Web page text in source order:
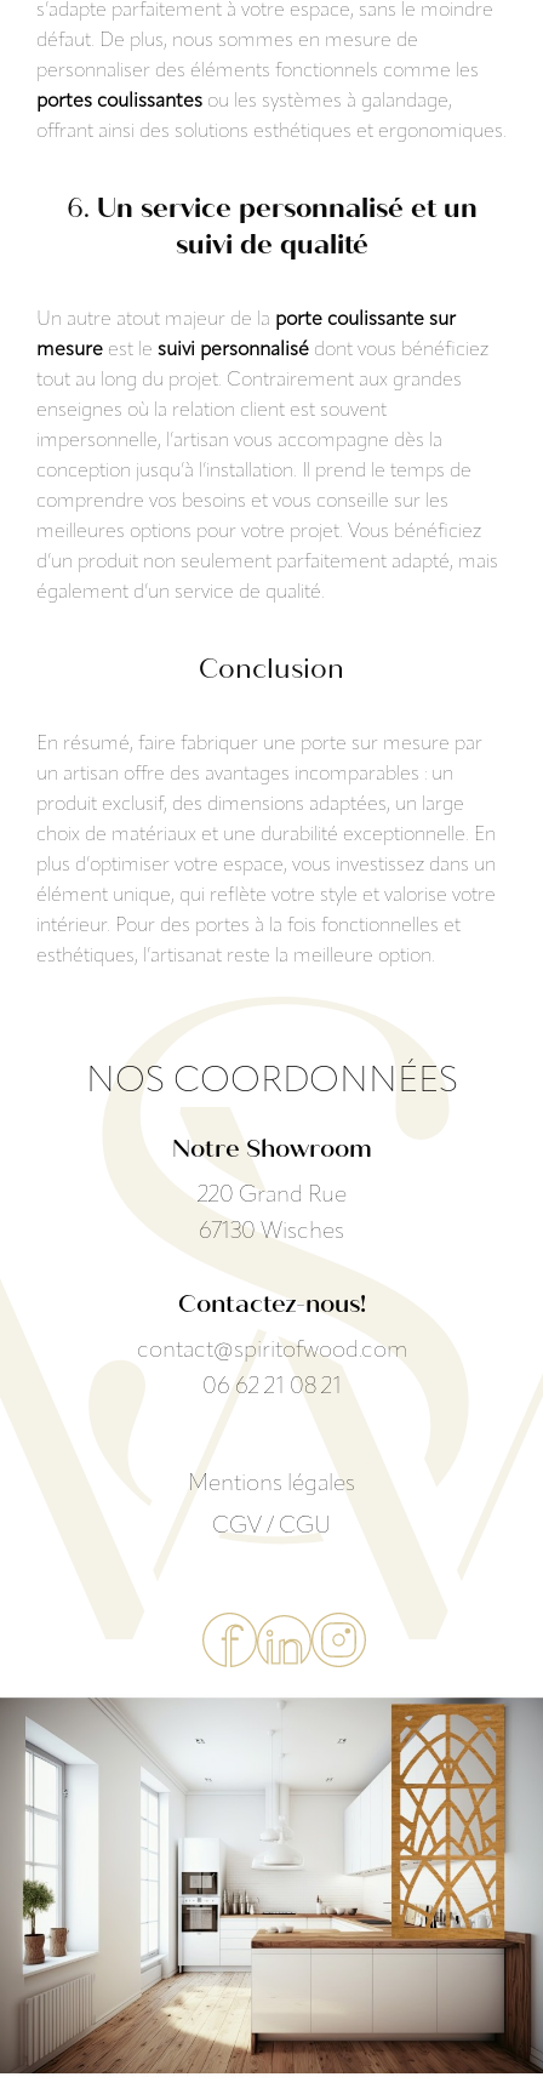
s’adapte parfaitement à votre espace, sans le moindre
défaut. De plus, nous sommes en mesure de
personnaliser des éléments fonctionnels comme les
portes coulissantes ou les systèmes à galandage,
offrant ainsi des solutions esthétiques et ergonomiques.
6. Un service personnalisé et un
suivi de qualité
Un autre atout majeur de la porte coulissante sur
mesure est le suivi personnalisé dont vous bénéficiez
tout au long du projet. Contrairement aux grandes
enseignes où la relation client est souvent
impersonnelle, l’artisan vous accompagne dès la
conception jusqu’à l’installation. Il prend le temps de
comprendre vos besoins et vous conseille sur les
meilleures options pour votre projet. Vous bénéficiez
d’un produit non seulement parfaitement adapté, mais
également d’un service de qualité.
Conclusion
En résumé, faire fabriquer une porte sur mesure par
un artisan offre des avantages incomparables : un
produit exclusif, des dimensions adaptées, un large
choix de matériaux et une durabilité exceptionnelle. En
plus d’optimiser votre espace, vous investissez dans un
élément unique, qui reflète votre style et valorise votre
intérieur. Pour des portes à la fois fonctionnelles et
esthétiques, l’artisanat reste la meilleure option.
NOS COORDONNÉES
Notre Showroom
220 Grand Rue
67130 Wisches
Contactez-nous!
contact@spiritofwood.com
06 62 21 08 21
Mentions légales
CGV / CGU